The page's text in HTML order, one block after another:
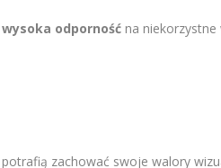
wysoka odporność na
zachować swoje walory